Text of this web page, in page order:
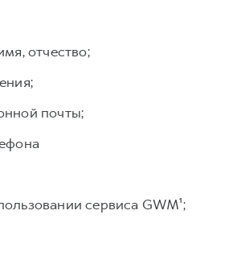
отчество;
почты;
сервиса GWM¹;